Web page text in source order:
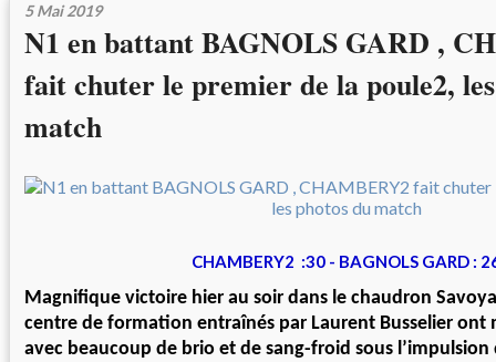
5 Mai 2019
N1 en battant BAGNOLS GARD ,
fait chuter le premier de la poule2,
match
CHAMBERY2 :30 - BAGNOLS GARD :
Magnifique victoire hier au soir dans le chaudron
centre de formation entraînés par Laurent Busselier ont
avec beaucoup de brio et de sang-froid sous l’impulsion